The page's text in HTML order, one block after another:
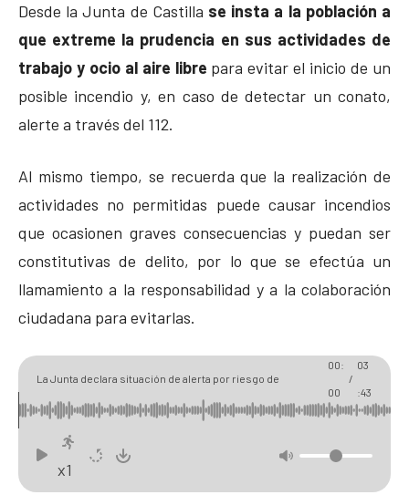
Desde la Junta de Castilla se insta a la población a
que extreme la prudencia en sus actividades de
trabajo y ocio al aire libre para evitar el inicio de un
posible incendio y, en caso de detectar un conato,
alerte a través del 112.
Al mismo tiempo, se recuerda que la realización de
actividades no permitidas puede causar incendios
que ocasionen graves consecuencias y puedan ser
constitutivas de delito, por lo que se efectúa un
llamamiento a la responsabilidad y a la colaboración
ciudadana para evitarlas.
La Junta declara situación de alerta por riesgo de
incendios forestales del 20 al 23 de junio
00:
00
/
03
:43
x1